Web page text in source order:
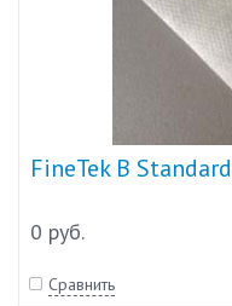
FineTek B Standard
0 руб.
Сравнить